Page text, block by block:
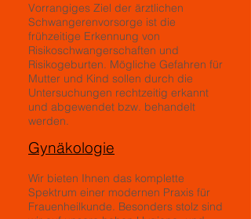
Vorrangiges Ziel der ärztlichen
Schwangerenvorsorge ist die
frühzeitige Erkennung von
Risikoschwangerschaften und
Risikogeburten. Mögliche Gefahren für
Mutter und Kind sollen durch die
Untersuchungen rechtzeitig erkannt
und abgewendet bzw. behandelt
werden.
Gynäkologie
Wir bieten Ihnen das komplette
Spektrum einer modernen Praxis für
Frauenheilkunde. Besonders stolz sind